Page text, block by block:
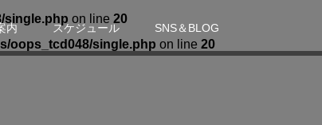
内 スケジュール SNS＆BLOG
single.php on line 20
oops_tcd048/single.php on line 20